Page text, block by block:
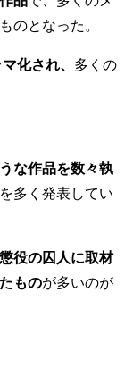
のとなった。
化され、 多くの
な作品を数々執
多く発表してい
役の囚人に取材
ものが多いのが